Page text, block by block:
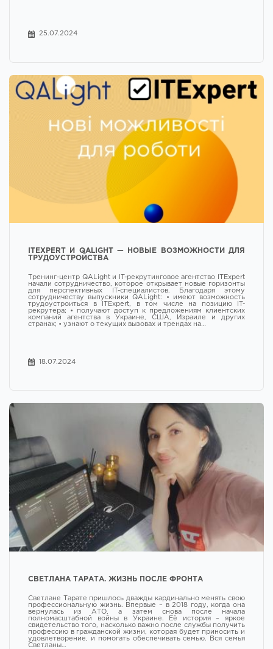
25.07.2024
ITEXPERT И QALIGHT — НОВЫЕ ВОЗМОЖНОСТИ ДЛЯ
ТРУДОУСТРОЙСТВА
Тренинг-центр QALight и IT-рекрутинговое агентство ITExpert
начали сотрудничество, которое открывает новые горизонты
для перспективных IT-специалистов. Благодаря этому
сотрудничеству выпускники QALight: • имеют возможность
трудоустроиться в ITExpert, в том числе на позицию IT-
рекрутера; • получают доступ к предложениям клиентских
компаний агентства в Украине, США, Израиле и других
странах; • узнают о текущих вызовах и трендах на…
18.07.2024
СВЕТЛАНА ТАРАТА. ЖИЗНЬ ПОСЛЕ ФРОНТА
Светлане Тарате пришлось дважды кардинально менять свою
профессиональную жизнь. Впервые – в 2018 году, когда она
вернулась из АТО, а затем снова после начала
полномасштабной войны в Украине. Её история – яркое
свидетельство того, насколько важно после службы получить
профессию в гражданской жизни, которая будет приносить и
удовлетворение, и помогать обеспечивать семью. Вся семья
Светланы…